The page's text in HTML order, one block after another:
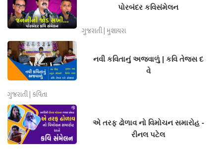
પોરબંદર કવિસંમેલન
ગુજરાતી | મુશાયરા
નવી કવિતાનું અજવાળું | કવિ તેજસ દ
વે
ગુજરાતી | કવિતા
એ તરફ ઢોળાવ નો વિમોચન સમારોહ -
રીનલ પટેલ